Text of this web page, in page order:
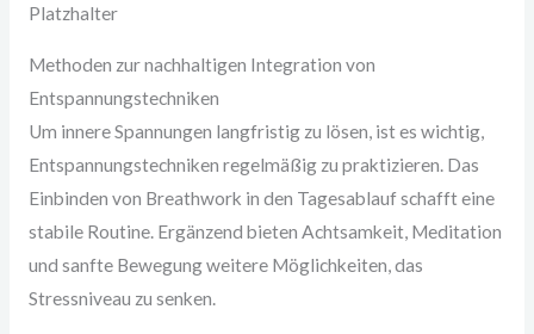
Platzhalter
Methoden zur nachhaltigen Integration von
Entspannungstechniken
Um innere Spannungen langfristig zu lösen, ist es wichtig,
Entspannungstechniken regelmäßig zu praktizieren. Das
Einbinden von Breathwork in den Tagesablauf schafft eine
stabile Routine. Ergänzend bieten Achtsamkeit, Meditation
und sanfte Bewegung weitere Möglichkeiten, das
Stressniveau zu senken.